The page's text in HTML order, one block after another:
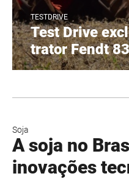
TESTDRIVE
Test Drive
trator Fendt
Soja
A soja no
inovações